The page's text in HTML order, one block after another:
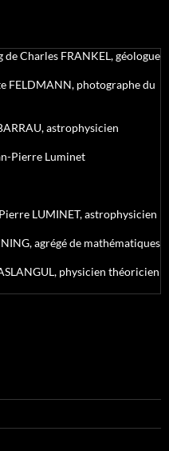
Charles FRANKEL, géologue
FELDMANN, photographe du
astrophysicien
Pierre Luminet
LUMINET, astrophysicien
agrégé de mathématiques
physicien théoricien